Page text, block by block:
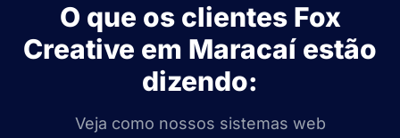
O que os clientes Fox
Creative em Maracaí estão
dizendo:
Veja como nossos sistemas web